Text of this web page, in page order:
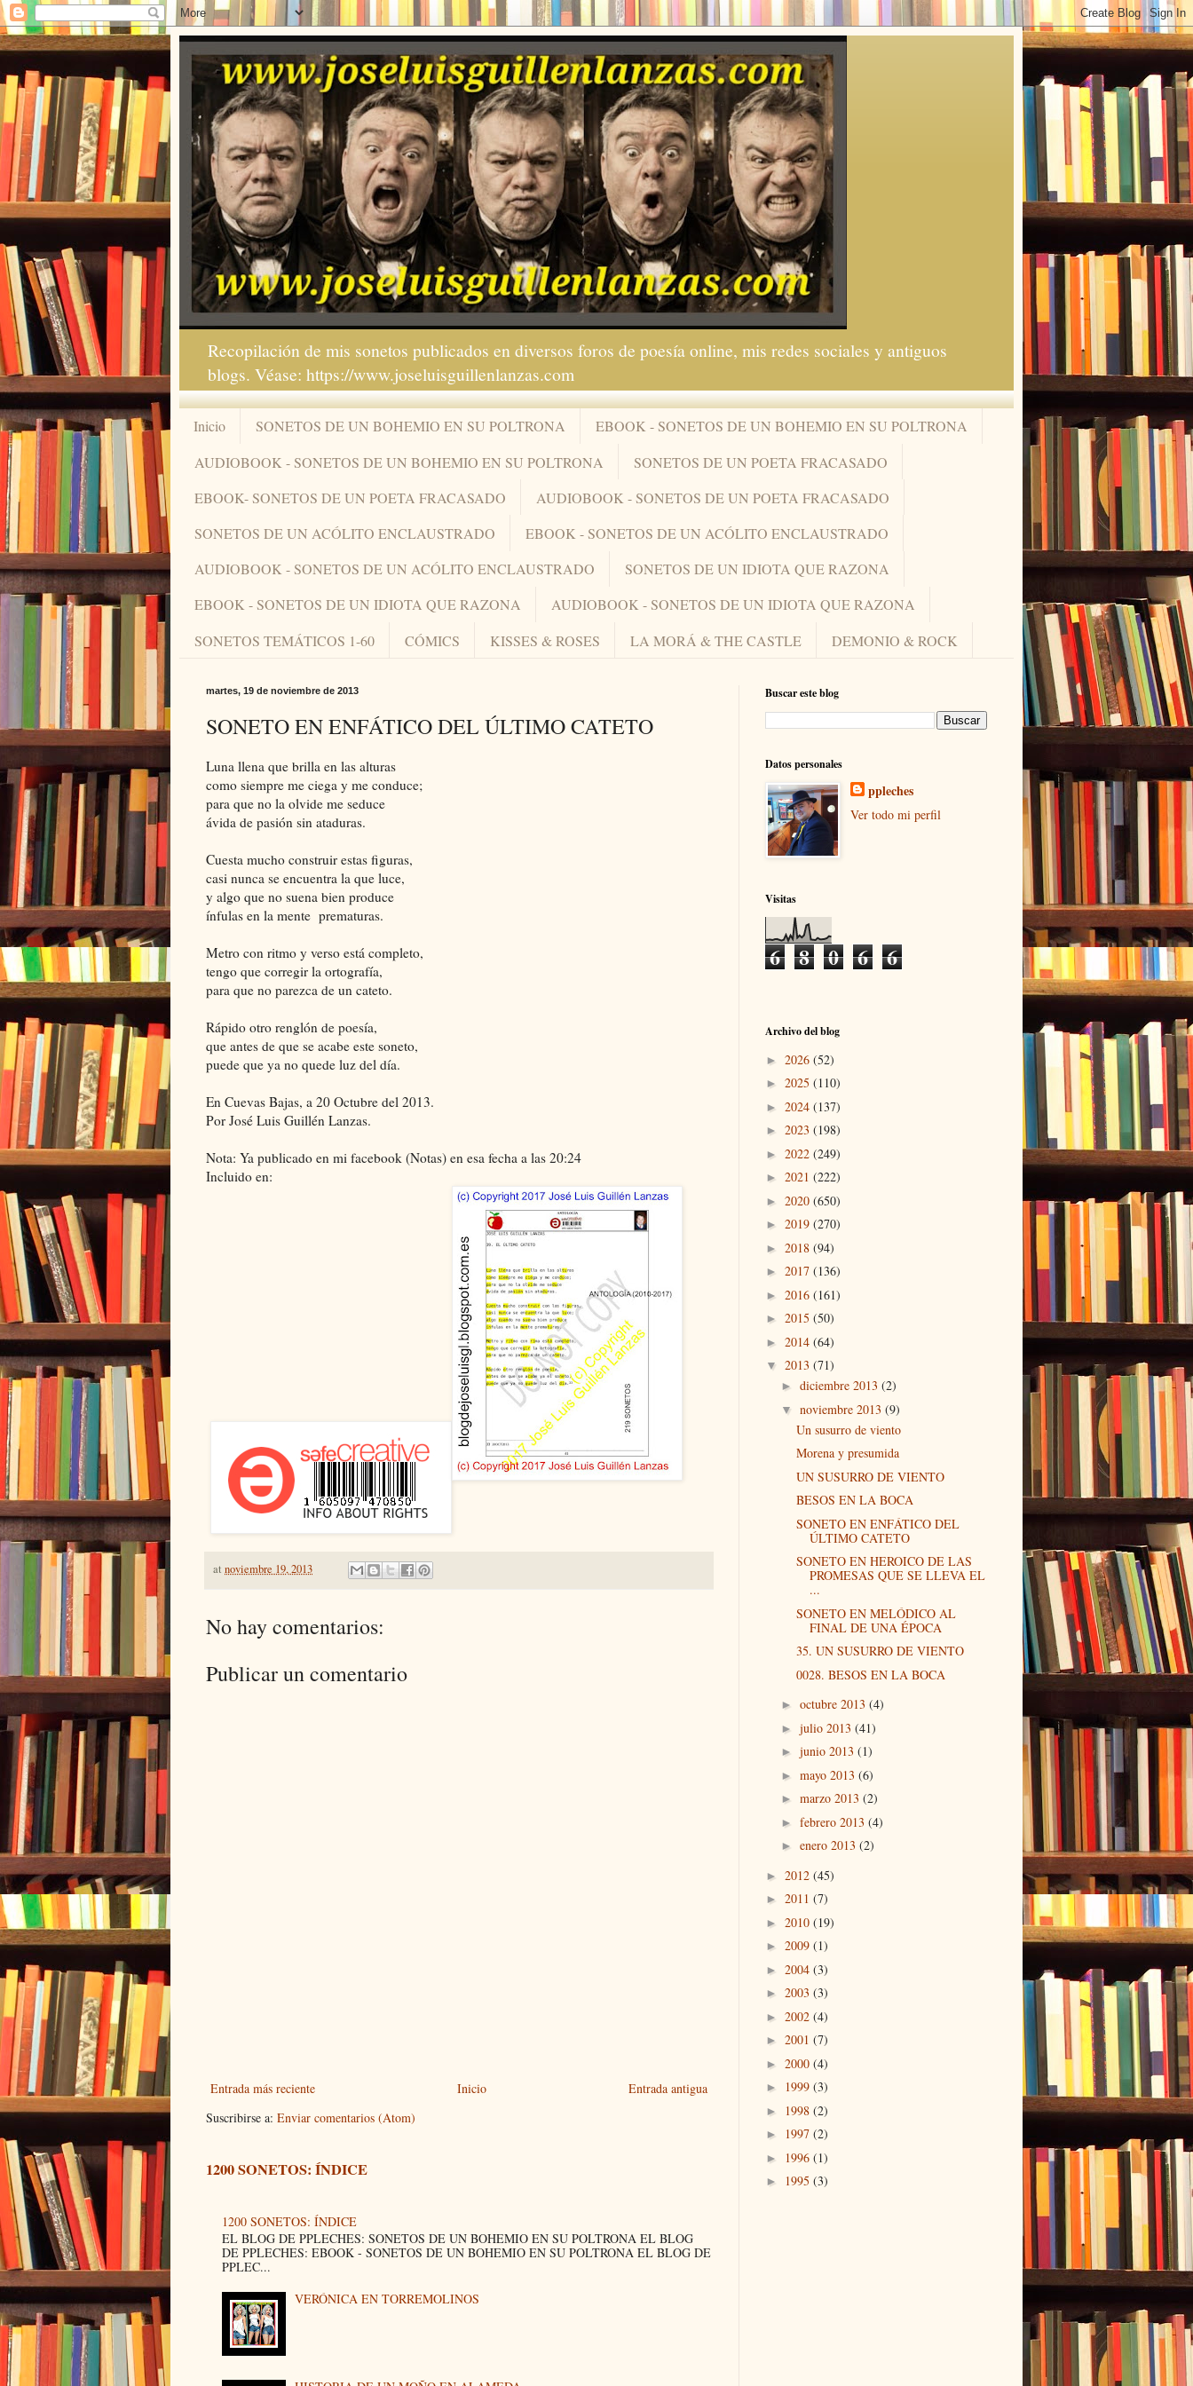
Recopilación de mis sonetos publicados en diversos foros de poesía online, mis redes sociales y antiguos
blogs. Véase: https://www.joseluisguillenlanzas.com
Inicio SONETOS DE UN BOHEMIO EN SU POLTRONA
EBOOK - SONETOS DE UN BOHEMIO EN SU POLTRONA
AUDIOBOOK - SONETOS DE UN BOHEMIO EN SU POLTRONA
SONETOS DE UN POETA FRACASADO
EBOOK- SONETOS DE UN POETA FRACASADO
AUDIOBOOK - SONETOS DE UN POETA FRACASADO
SONETOS DE UN ACÓLITO ENCLAUSTRADO
EBOOK - SONETOS DE UN ACÓLITO ENCLAUSTRADO
AUDIOBOOK - SONETOS DE UN ACÓLITO ENCLAUSTRADO
SONETOS DE UN IDIOTA QUE RAZONA
EBOOK - SONETOS DE UN IDIOTA QUE RAZONA
AUDIOBOOK - SONETOS DE UN IDIOTA QUE RAZONA
SONETOS TEMÁTICOS 1-60
CÓMICS KISSES & ROSES LA MORÁ & THE CASTLE DEMONIO & ROCK
martes, 19 de noviembre de 2013
SONETO EN ENFÁTICO DEL ÚLTIMO CATETO
Luna llena que brilla en las alturas
como siempre me ciega y me conduce;
para que no la olvide me seduce
ávida de pasión sin ataduras.
Cuesta mucho construir estas figuras,
casi nunca se encuentra la que luce,
y algo que no suena bien produce
ínfulas en la mente prematuras.
Metro con ritmo y verso está completo,
tengo que corregir la ortografía,
para que no parezca de un cateto.
Rápido otro renglón de poesía,
que antes de que se acabe este soneto,
puede que ya no quede luz del día.
En Cuevas Bajas, a 20 Octubre del 2013.
Por José Luis Guillén Lanzas.
Nota: Ya publicado en mi facebook (Notas) en esa fecha a las 20:24
Incluido en:
at noviembre 19, 2013
No hay comentarios:
Publicar un comentario
Entrada más reciente Entrada antigua
Inicio
Suscribirse a: Enviar comentarios (Atom)
1200 SONETOS: ÍNDICE
1200 SONETOS: ÍNDICE
EL BLOG DE PPLECHES: SONETOS DE UN BOHEMIO EN SU POLTRONA EL BLOG
DE PPLECHES: EBOOK - SONETOS DE UN BOHEMIO EN SU POLTRONA EL BLOG DE
PPLEC...
VERÓNICA EN TORREMOLINOS
Buscar este blog
Datos personales
ppleches
Ver todo mi perfil
Visitas
6 8 0 6 6
Archivo del blog
► 2026 (52)
► 2025 (110)
► 2024 (137)
► 2023 (198)
► 2022 (249)
► 2021 (222)
► 2020 (650)
► 2019 (270)
► 2018 (94)
► 2017 (136)
► 2016 (161)
► 2015 (50)
► 2014 (64)
▼ 2013 (71)
► diciembre 2013 (2)
▼ noviembre 2013 (9)
Un susurro de viento
Morena y presumida
UN SUSURRO DE VIENTO
BESOS EN LA BOCA
SONETO EN ENFÁTICO DEL
ÚLTIMO CATETO
SONETO EN HEROICO DE LAS
PROMESAS QUE SE LLEVA EL
...
SONETO EN MELÓDICO AL
FINAL DE UNA ÉPOCA
35. UN SUSURRO DE VIENTO
0028. BESOS EN LA BOCA
► octubre 2013 (4)
► julio 2013 (41)
► junio 2013 (1)
► mayo 2013 (6)
► marzo 2013 (2)
► febrero 2013 (4)
► enero 2013 (2)
► 2012 (45)
► 2011 (7)
► 2010 (19)
► 2009 (1)
► 2004 (3)
► 2003 (3)
► 2002 (4)
► 2001 (7)
► 2000 (4)
► 1999 (3)
► 1998 (2)
► 1997 (2)
► 1996 (1)
► 1995 (3)